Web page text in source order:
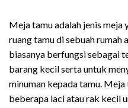
Meja tamu adalah jenis
ruang tamu di sebuah rumah
biasanya berfungsi sebagai
barang kecil serta untuk
minuman kepada tamu.
beberapa laci atau rak kecil